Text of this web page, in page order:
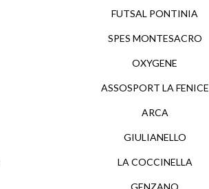
FUTSAL PONTINIA
SPES MONTESACRO
OXYGENE
ASSOSPORT LA FENICE
ARCA
GIULIANELLO
LA COCCINELLA
GENZANO